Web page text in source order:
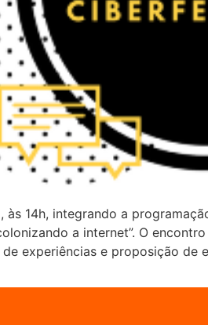
às 14h, integrando a
a internet”. O
experiências e proposição